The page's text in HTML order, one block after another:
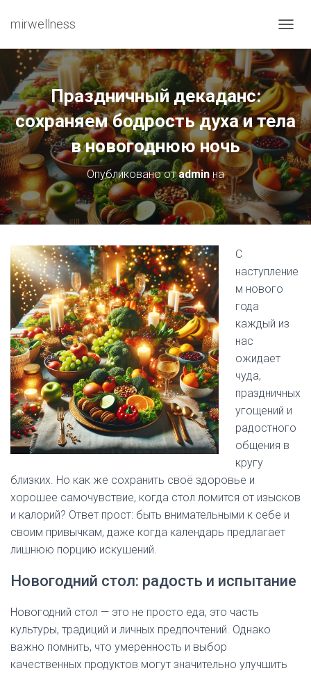
mirwellness
Праздничный декаданс:
сохраняем бодрость духа и тела
в новогоднюю ночь
Опубликовано отadminна
С
наступление
м нового
года
каждый из
нас
ожидает
чуда,
праздничных
угощений и
радостного
общения в
кругу
близких. Но как же сохранить своё здоровье и
хорошее самочувствие, когда стол ломится от изысков
и калорий? Ответ прост: быть внимательными к себе и
своим привычкам, даже когда календарь предлагает
лишнюю порцию искушений.
Новогодний стол: радость и испытание
Новогодний стол — это не просто еда, это часть
культуры, традиций и личных предпочтений. Однако
важно помнить, что умеренность и выбор
качественных продуктов могут значительно улучшить